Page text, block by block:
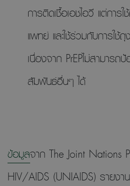
การติดเชื้อเอชไอวี แต่การ
แพทย์ และใช้ร่วมกับการใ
เนื่องจาก PrEPไม่สามาร
สัมพันธ์อื่นๆ ได้
ข้อมูลจาก The Joint Nations
HIV/AIDS (UNIAIDS) รายงา